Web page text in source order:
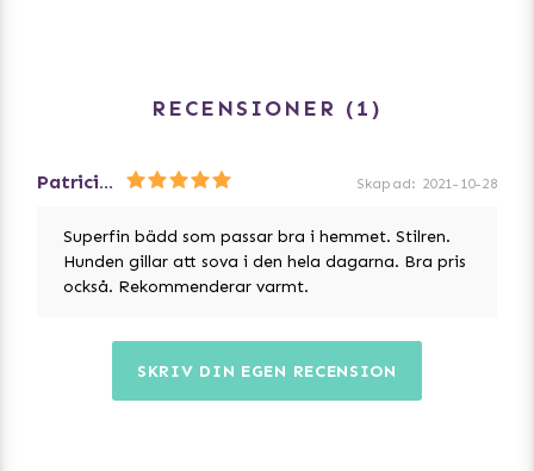
RECENSIONER 1
Patricia G Skapad: 2021-10-28
Superfin bädd som passar bra i hemmet. Stilren.
Hunden gillar att sova i den hela dagarna. Bra pris
också. Rekommenderar varmt.
SKRIV DIN EGEN RECENSION